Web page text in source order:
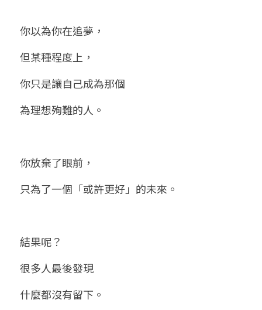
你以為你在追夢，
但某種程度上，
你只是讓自己成為那個
為理想殉難的人。
你放棄了眼前，
只為了一個「或許更好」的未來。
結果呢？
很多人最後發現
什麼都沒有留下。